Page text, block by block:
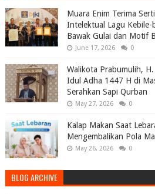
Muara Enim Terima
Intelektual Lagu
Bawak Gulai dan Motif
June 17, 2026 0
Walikota Prabumulih,
Idul Adha 1447 H di
Serahkan Sapi Qurban
May 27, 2026 0
Kalap Makan Saat
Mengembalikan Pola
May 26, 2026 0
BLOG ARCHIVE